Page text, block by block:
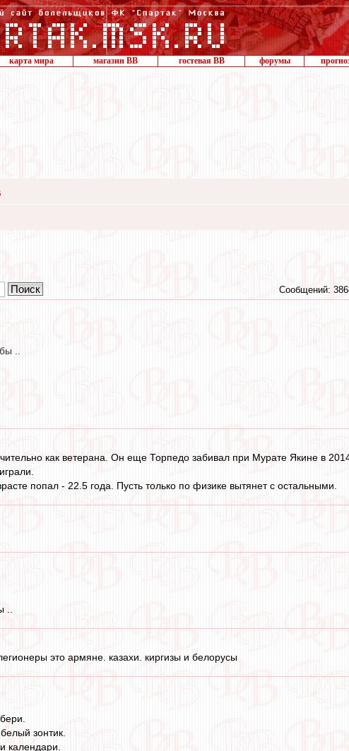
карта мира магазин ВВ гостевая ВВ форумы
Сообщений:
..
как ветерана. Он еще Торпедо забивал при Мурате Якине в
попал - 22.5 года. Пусть только по физике вытянет с остальными.
это армяне. казахи. киргизы и белорусы
зонтик.
календари.